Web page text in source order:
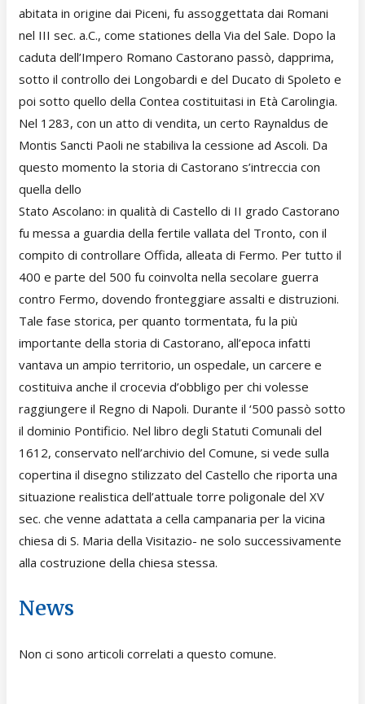
abitata in origine dai Piceni, fu assoggettata dai Romani
nel III sec. a.C., come stationes della Via del Sale. Dopo la
caduta dell’Impero Romano Castorano passò, dapprima,
sotto il controllo dei Longobardi e del Ducato di Spoleto e
poi sotto quello della Contea costituitasi in Età Carolingia.
Nel 1283, con un atto di vendita, un certo Raynaldus de
Montis Sancti Paoli ne stabiliva la cessione ad Ascoli. Da
questo momento la storia di Castorano s’intreccia con
quella dello
Stato Ascolano: in qualità di Castello di II grado Castorano
fu messa a guardia della fertile vallata del Tronto, con il
compito di controllare Offida, alleata di Fermo. Per tutto il
400 e parte del 500 fu coinvolta nella secolare guerra
contro Fermo, dovendo fronteggiare assalti e distruzioni.
Tale fase storica, per quanto tormentata, fu la più
importante della storia di Castorano, all’epoca infatti
vantava un ampio territorio, un ospedale, un carcere e
costituiva anche il crocevia d’obbligo per chi volesse
raggiungere il Regno di Napoli. Durante il ‘500 passò sotto
il dominio Pontificio. Nel libro degli Statuti Comunali del
1612, conservato nell’archivio del Comune, si vede sulla
copertina il disegno stilizzato del Castello che riporta una
situazione realistica dell’attuale torre poligonale del XV
sec. che venne adattata a cella campanaria per la vicina
chiesa di S. Maria della Visitazio- ne solo successivamente
alla costruzione della chiesa stessa.
News
Non ci sono articoli correlati a questo comune.